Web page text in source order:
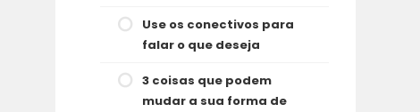
Use os conectivos para
falar o que deseja
3 coisas que podem
mudar a sua forma de